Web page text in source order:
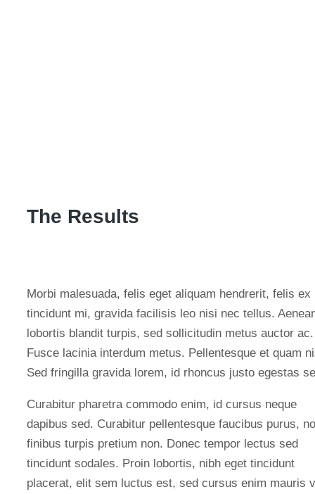
The Results
Morbi malesuada, felis eget aliquam hendrerit, felis ex
tincidunt mi, gravida facilisis leo nisi nec tellus.
lobortis blandit turpis, sed sollicitudin metus auctor ac.
Fusce lacinia interdum metus. Pellentesque et quam
Sed fringilla gravida lorem, id rhoncus justo egestas
Curabitur pharetra commodo enim, id cursus neque
dapibus sed. Curabitur pellentesque faucibus purus,
finibus turpis pretium non. Donec tempor lectus sed
tincidunt sodales. Proin lobortis, nibh eget tincidunt
placerat, elit sem luctus est, sed cursus enim mauris